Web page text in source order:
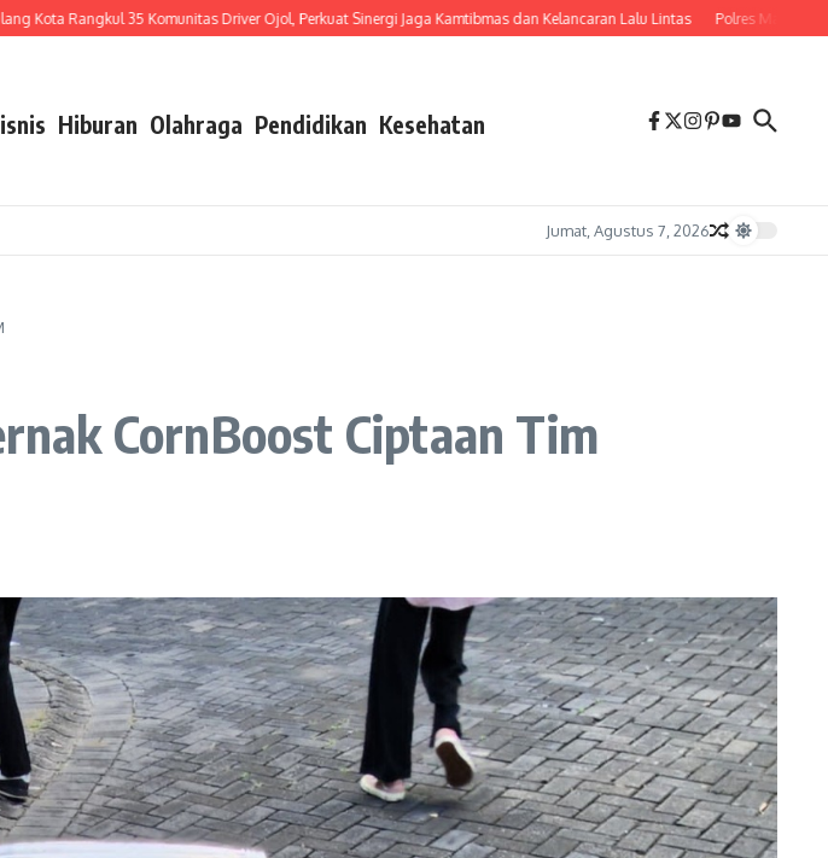
35 Komunitas Driver Ojol, Perkuat Sinergi Jaga Kamtibmas dan Kelancaran Lalu Lintas Polres Malang Bongkar
Hiburan Olahraga Pendidikan Kesehatan
Jumat, Agustus 7, 2026
CornBoost Ciptaan Tim